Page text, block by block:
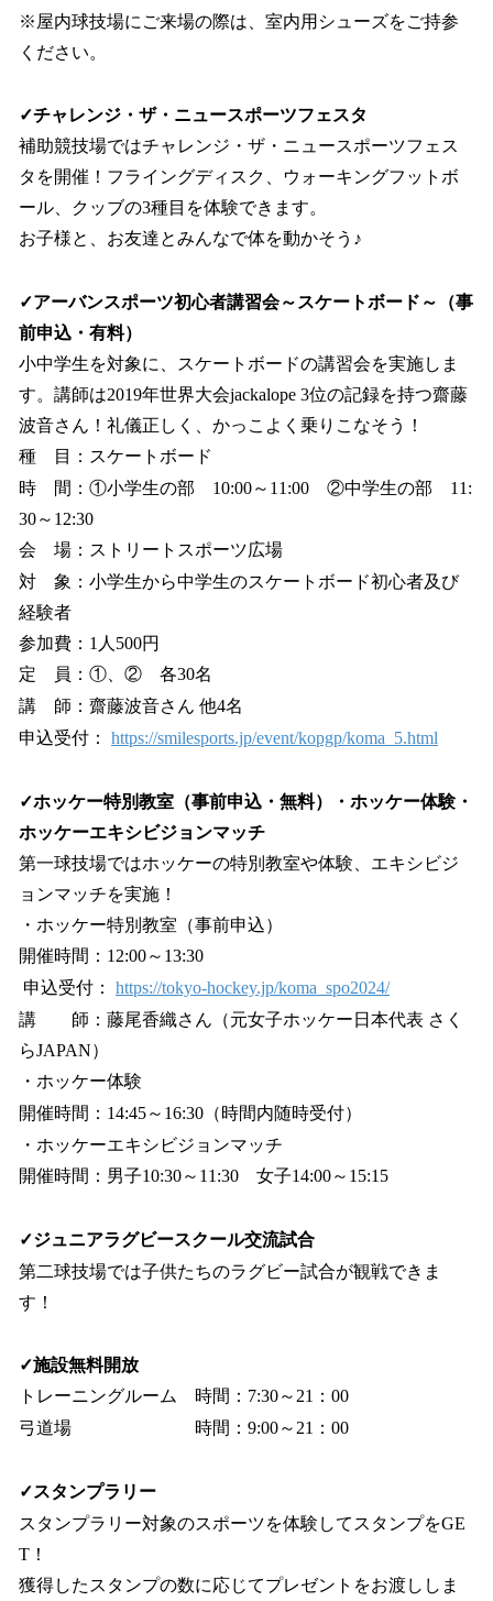
※屋内球技場にご来場の際は、室内用シューズをご持参
ください。
✓チャレンジ・ザ・ニュースポーツフェスタ
補助競技場ではチャレンジ・ザ・ニュースポーツフェス
タを開催！フライングディスク、ウォーキングフットボ
ール、クッブの3種目を体験できます。
お子様と、お友達とみんなで体を動かそう♪
✓アーバンスポーツ初心者講習会～スケートボード～（事
前申込・有料）
小中学生を対象に、スケートボードの講習会を実施しま
す。講師は2019年世界大会jackalope 3位の記録を持つ齋藤
波音さん！礼儀正しく、かっこよく乗りこなそう！
種 目：スケートボード
時 間：①小学生の部 10:00～11:00 ②中学生の部 11:
30～12:30
会 場：ストリートスポーツ広場
対 象：小学生から中学生のスケートボード初心者及び
経験者
参加費：1人500円
定 員：①、② 各30名
講 師：齋藤波音さん 他4名
申込受付： https://smilesports.jp/event/kopgp/koma_5.html
✓ホッケー特別教室（事前申込・無料）・ホッケー体験・
ホッケーエキシビジョンマッチ
第一球技場ではホッケーの特別教室や体験、エキシビジ
ョンマッチを実施！
・ホッケー特別教室（事前申込）
開催時間：12:00～13:30
申込受付： https://tokyo-hockey.jp/koma_spo2024/
講 師：藤尾香織さん（元女子ホッケー日本代表 さく
らJAPAN）
・ホッケー体験
開催時間：14:45～16:30（時間内随時受付）
・ホッケーエキシビジョンマッチ
開催時間：男子10:30～11:30 女子14:00～15:15
✓ジュニアラグビースクール交流試合
第二球技場では子供たちのラグビー試合が観戦できま
す！
✓施設無料開放
トレーニングルーム 時間：7:30～21：00
弓道場 時間：9:00～21：00
✓スタンプラリー
スタンプラリー対象のスポーツを体験してスタンプをGE
T！
獲得したスタンプの数に応じてプレゼントをお渡ししま